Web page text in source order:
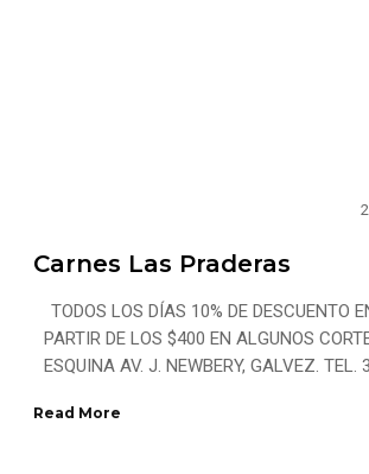
Carnes Las Praderas
TODOS LOS DÍAS 10% DE DESCUENTO
PARTIR DE LOS $400 EN ALGUNOS
ESQUINA AV. J. NEWBERY, GALVEZ.
Read More